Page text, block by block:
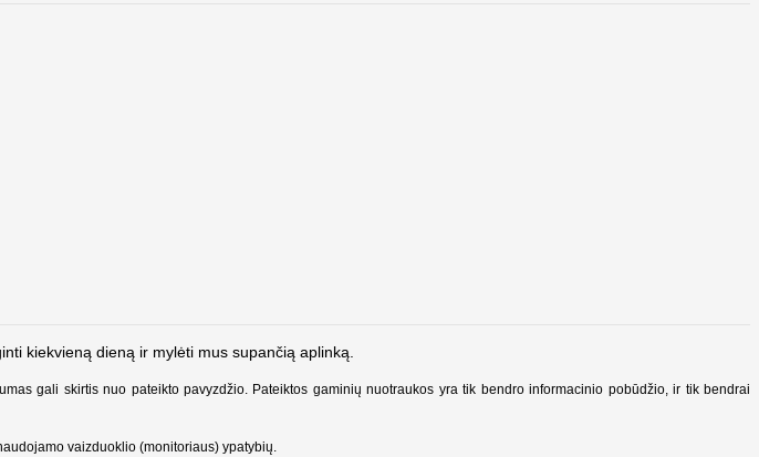
kiekvieną dieną ir mylėti mus supančią aplinką.
gali skirtis nuo pateikto pavyzdžio. Pateiktos gaminių nuotraukos yra tik bendro informacinio pobūdžio, ir tik bendrai
vaizduoklio (monitoriaus) ypatybių.